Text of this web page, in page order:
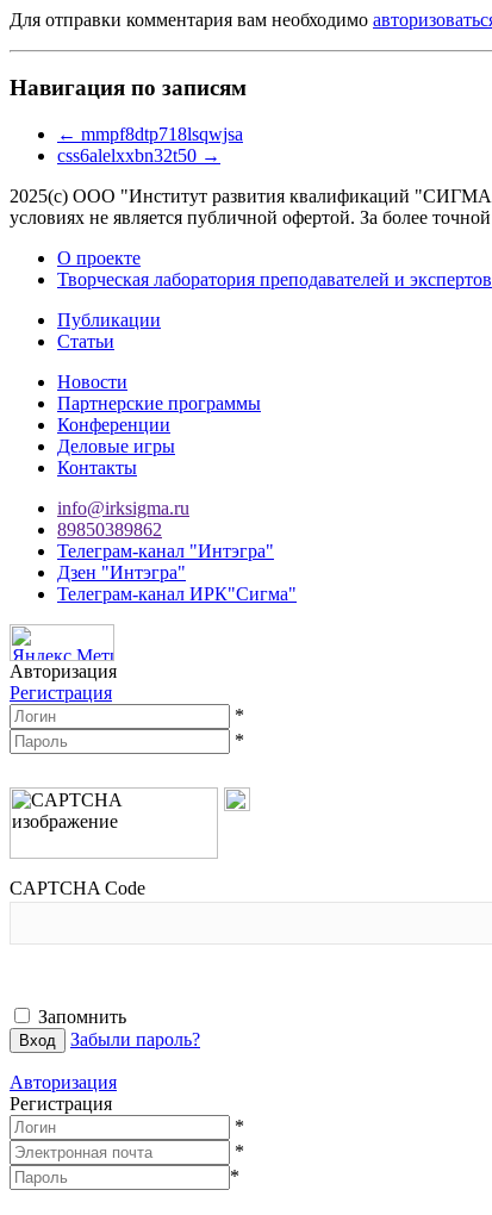
Для отправки комментария вам необходимо
Навигация по записям
← mmpf8dtp718lsqwjsa
css6alelxxbn32t50 →
2025(с) ООО "Институт развития квалификаций
условиях не является публичной офертой. За более
О проекте
Творческая лаборатория преподавателей и экспертов
Публикации
Статьи
Новости
Партнерские программы
Конференции
Деловые игры
Контакты
info@irksigma.ru
89850389862
Телеграм-канал "Интэгра"
Дзен "Интэгра"
Телеграм-канал ИРК"Сигма"
Авторизация
Регистрация
*
*
CAPTCHA Code
Запомнить
Забыли пароль?
Авторизация
Регистрация
*
*
*